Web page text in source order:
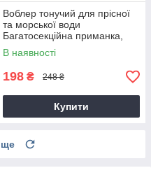
Воблер тонучий для прісної
та морської води
Багатосекційна приманка,
жорстка приманка з
пропелером і гачками
В наявності
198 ₴ 248 ₴
Купити
ще